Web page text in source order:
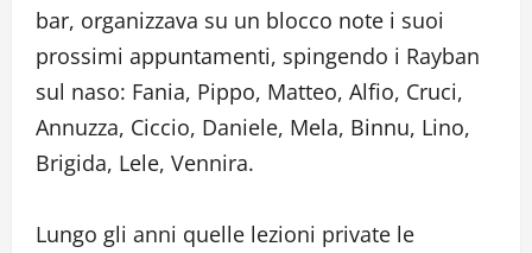
bar, organizzava su un blocco note i suoi
prossimi appuntamenti, spingendo i Rayban
sul naso: Fania, Pippo, Matteo, Alfio, Cruci,
Annuzza, Ciccio, Daniele, Mela, Binnu, Lino,
Brigida, Lele, Vennira.
Lungo gli anni quelle lezioni private le